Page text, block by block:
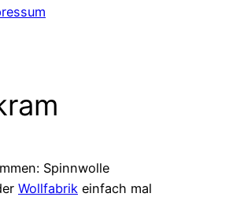
Spinnwolle
Wollfabrik einfach mal